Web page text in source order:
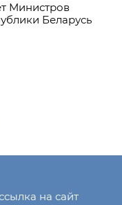
Министров
Беларусь
на сайт